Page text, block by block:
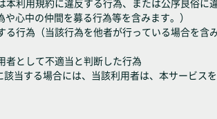
本利用規約に違反する行為、または公序良俗
心中の仲間を募る行為等を含みます。）
る行為（当該行為を他者が行っている場合を
者として不適当と判断した行為
当する場合には、当該利用者は、本サービス